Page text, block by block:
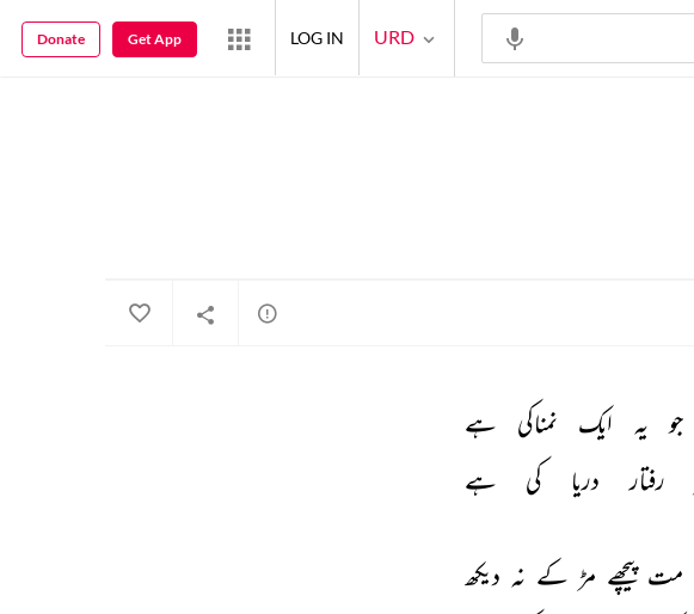
جو یہ ایک نمناکی
ہے
رفتار دریا کی ہے
مت پیچھے مڑ کے نہ دیکھ
URD
LOG IN
Get App
Donate